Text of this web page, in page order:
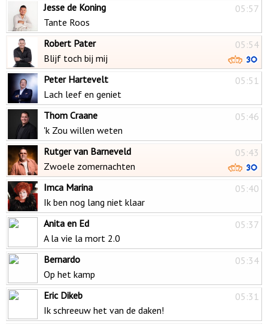
05:57
Jesse de Koning
Tante Roos
05:54
Robert Pater
Blijf toch bij mij
05:51
Peter Hartevelt
Lach leef en geniet
05:46
Thom Craane
'k Zou willen weten
05:43
Rutger van Barneveld
Zwoele zomernachten
05:40
Imca Marina
Ik ben nog lang niet klaar
05:37
Anita en Ed
A la vie la mort 2.0
05:34
Bernardo
Op het kamp
05:31
Eric Dikeb
Ik schreeuw het van de daken!